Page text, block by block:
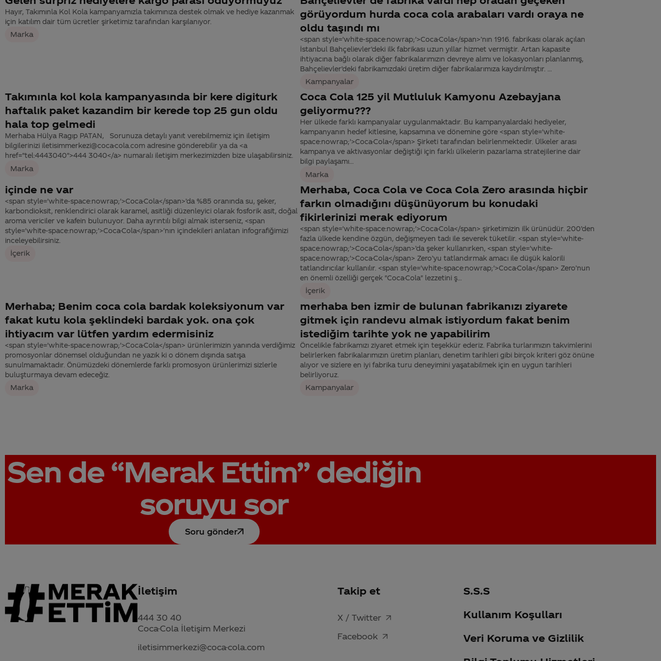
Hayır, Takımınla Kol Kola kampanyamızla takımınıza destek olmak ve hediye kazanmak
için katılım dair tüm ücretler şirketimiz tarafından karşılanıyor.
Marka
görüyordum hurda coca cola arabaları vardı oraya ne
oldu taşındı mı
<span style='white-space:nowrap;'>Coca-Cola</span>’nın 1916. fabrikası olarak açılan
İstanbul Bahçelievler’deki ilk fabrikası uzun yıllar hizmet vermiştir. Artan kapasite
ihtiyacına bağlı olarak diğer fabrikalarımızın devreye alımı ve lokasyonları planlanmış,
Bahçelievler’deki fabrikamızdaki üretim diğer fabrikalarımıza kaydırılmıştır. ...
Kampanyalar
Takımınla kol kola kampanyasında bir kere digiturk
haftalık paket kazandim bir kerede top 25 gun oldu
hala top gelmedi
Merhaba Hülya Ragıp PATAN, Sorunuza detaylı yanıt verebilmemiz için iletişim
bilgilerinizi iletisimmerkezi@coca-cola.com adresine gönderebilir ya da <a
href="tel:4443040">444 3040</a> numaralı iletişim merkezimizden bize ulaşabilirsiniz.
Marka
Coca Cola 125 yil Mutluluk Kamyonu Azebayjana
geliyormu???
Her ülkede farklı kampanyalar uygulanmaktadır. Bu kampanyalardaki hediyeler,
kampanyanın hedef kitlesine, kapsamına ve dönemine göre <span style='white-
space:nowrap;'>Coca-Cola</span> Şirketi tarafından belirlenmektedir. Ülkeler arası
kampanya ve aktivasyonlar değiştiği için farklı ülkelerin pazarlama stratejilerine dair
bilgi paylaşamı...
Marka
içinde ne var
<span style='white-space:nowrap;'>Coca-Cola</span>’da %85 oranında su, şeker,
karbondioksit, renklendirici olarak karamel, asitliği düzenleyici olarak fosforik asit, doğal
aroma vericiler ve kafein bulunuyor. Daha ayrıntılı bilgi almak isterseniz, <span
style='white-space:nowrap;'>Coca-Cola</span>'nın içindekileri anlatan infografiğimizi
inceleyebilirsiniz.
İçerik
Merhaba, Coca Cola ve Coca Cola Zero arasında hiçbir
farkın olmadığını düşünüyorum bu konudaki
fikirlerinizi merak ediyorum
<span style='white-space:nowrap;'>Coca-Cola</span> şirketimizin ilk ürünüdür. 200’den
fazla ülkede kendine özgün, değişmeyen tadı ile severek tüketilir. <span style='white-
space:nowrap;'>Coca-Cola</span>’da şeker kullanırken, <span style='white-
space:nowrap;'>Coca-Cola</span> Zero’yu tatlandırmak amacı ile düşük kalorili
tatlandırıcılar kullanılır. <span style='white-space:nowrap;'>Coca-Cola</span> Zero’nun
en önemli özelliği gerçek "Coca-Cola" lezzetini ş...
İçerik
Merhaba; Benim coca cola bardak koleksiyonum var
fakat kutu kola şeklindeki bardak yok. ona çok
ihtiyacım var lütfen yardım edermisiniz
<span style='white-space:nowrap;'>Coca-Cola</span> ürünlerimizin yanında verdiğimiz
promosyonlar dönemsel olduğundan ne yazık ki o dönem dışında satışa
sunulmamaktadır. Önümüzdeki dönemlerde farklı promosyon ürünlerimizi sizlerle
buluşturmaya devam edeceğiz.
Marka
merhaba ben izmir de bulunan fabrikanızı ziyarete
gitmek için randevu almak istiyordum fakat benim
istediğim tarihte yok ne yapabilirim
Öncelikle fabrikamızı ziyaret etmek için teşekkür ederiz. Fabrika turlarımızın takvimlerini
belirlerken fabrikalarımızın üretim planları, denetim tarihleri gibi birçok kriteri göz önüne
alıyor ve sizlere en iyi fabrika turu deneyimini yaşatabilmek için en uygun tarihleri
belirliyoruz.
Kampanyalar
Sen de “Merak Ettim”dediğin
soruyu sor
Soru gönder
İletişim
444 30 40
Coca-Cola İletişim Merkezi
iletisimmerkezi@coca-cola.com
Takip et
X / Twitter
Facebook
S.S.S
Kullanım Koşulları
Veri Koruma ve Gizlilik